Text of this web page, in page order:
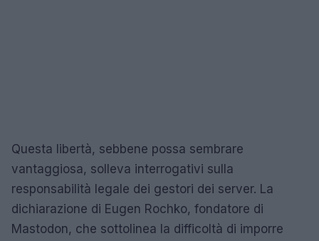
Questa libertà, sebbene possa sembrare
vantaggiosa, solleva interrogativi sulla
responsabilità legale dei gestori dei server. La
dichiarazione di Eugen Rochko, fondatore di
Mastodon, che sottolinea la difficoltà di imporre